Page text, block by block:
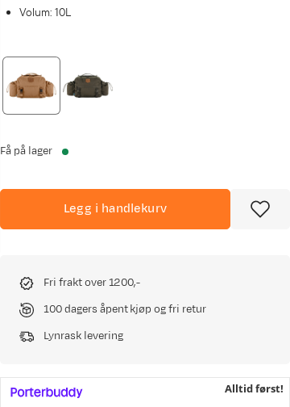
Volum: 10L
Få på lager
Legg i handlekurv
Fri frakt over 1200,-
100 dagers åpent kjøp og fri retur
Lynrask levering
Alltid først!